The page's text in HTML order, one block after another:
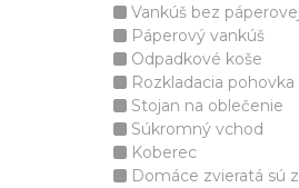
Vankúš bez
Páperový vankúš
Odpadkové koše
Rozkladacia pohovka
Stojan na oblečenie
Súkromný vchod
Koberec
Domáce zvieratá sú